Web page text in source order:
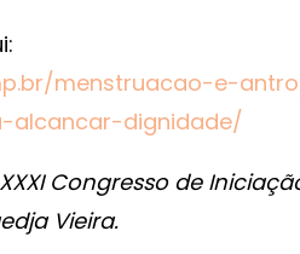
menstruacao-e-
alcancar-dignidade/
Congresso de
Vieira.